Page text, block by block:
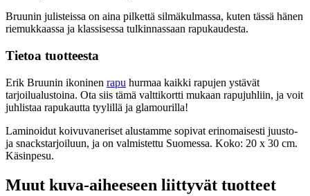
Bruunin julisteissa on aina pilkettä silmäkulmassa, kuten tässä hänen
riemukkaassa ja klassisessa tulkinnassaan rapukaudesta.
Tietoa tuotteesta
Erik Bruunin ikoninen rapu hurmaa kaikki rapujen ystävät
tarjoilualustoina. Ota siis tämä valttikortti mukaan rapujuhliin, ja voit
juhlistaa rapukautta tyylillä ja glamourilla!
Laminoidut koivuvaneriset alustamme sopivat erinomaisesti juusto-
ja snackstarjoiluun, ja on valmistettu Suomessa. Koko: 20 x 30 cm.
Käsinpesu.
Muut kuva-aiheeseen liittyvät tuotteet